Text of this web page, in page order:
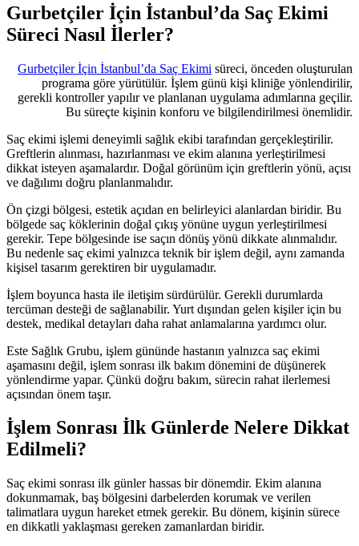
Gurbetçiler İçin İstanbul’da Saç Ekimi
Süreci Nasıl İlerler?
Gurbetçiler İçin İstanbul’da Saç Ekimi süreci, önceden oluşturulan
programa göre yürütülür. İşlem günü kişi kliniğe yönlendirilir,
gerekli kontroller yapılır ve planlanan uygulama adımlarına geçilir.
Bu süreçte kişinin konforu ve bilgilendirilmesi önemlidir.
Saç ekimi işlemi deneyimli sağlık ekibi tarafından gerçekleştirilir.
Greftlerin alınması, hazırlanması ve ekim alanına yerleştirilmesi
dikkat isteyen aşamalardır. Doğal görünüm için greftlerin yönü, açısı
ve dağılımı doğru planlanmalıdır.
Ön çizgi bölgesi, estetik açıdan en belirleyici alanlardan biridir. Bu
bölgede saç köklerinin doğal çıkış yönüne uygun yerleştirilmesi
gerekir. Tepe bölgesinde ise saçın dönüş yönü dikkate alınmalıdır.
Bu nedenle saç ekimi yalnızca teknik bir işlem değil, aynı zamanda
kişisel tasarım gerektiren bir uygulamadır.
İşlem boyunca hasta ile iletişim sürdürülür. Gerekli durumlarda
tercüman desteği de sağlanabilir. Yurt dışından gelen kişiler için bu
destek, medikal detayları daha rahat anlamalarına yardımcı olur.
Este Sağlık Grubu, işlem gününde hastanın yalnızca saç ekimi
aşamasını değil, işlem sonrası ilk bakım dönemini de düşünerek
yönlendirme yapar. Çünkü doğru bakım, sürecin rahat ilerlemesi
açısından önem taşır.
İşlem Sonrası İlk Günlerde Nelere Dikkat
Edilmeli?
Saç ekimi sonrası ilk günler hassas bir dönemdir. Ekim alanına
dokunmamak, baş bölgesini darbelerden korumak ve verilen
talimatlara uygun hareket etmek gerekir. Bu dönem, kişinin sürece
en dikkatli yaklaşması gereken zamanlardan biridir.